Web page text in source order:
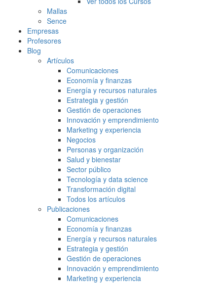
Mallas
Sence
Empresas
Profesores
Blog
Artículos
Comunicaciones
Economía y finanzas
Energía y recursos naturales
Estrategia y gestión
Gestión de operaciones
Innovación y emprendimiento
Marketing y experiencia
Negocios
Personas y organización
Salud y bienestar
Sector público
Tecnología y data science
Transformación digital
Todos los artículos
Publicaciones
Comunicaciones
Economía y finanzas
Energía y recursos naturales
Estrategia y gestión
Gestión de operaciones
Innovación y emprendimiento
Marketing y experiencia